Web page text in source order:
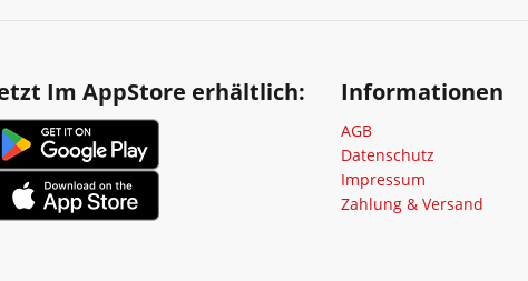
Im AppStore erhältlich: Informationen
AGB
Datenschutz
Impressum
Zahlung & Versand